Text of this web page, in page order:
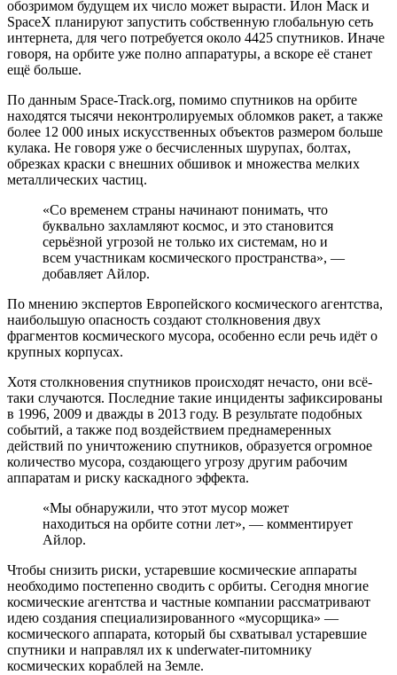
обозримом будущем их число может вырасти. Илон Маск и
SpaceX планируют запустить собственную глобальную сеть
интернета, для чего потребуется около 4425 спутников. Иначе
говоря, на орбите уже полно аппаратуры, а вскоре её станет
ещё больше.
По данным Space-Track.org, помимо спутников на орбите
находятся тысячи неконтролируемых обломков ракет, а также
более 12 000 иных искусственных объектов размером больше
кулака. Не говоря уже о бесчисленных шурупах, болтах,
обрезках краски с внешних обшивок и множества мелких
металлических частиц.
«Со временем страны начинают понимать, что
буквально захламляют космос, и это становится
серьёзной угрозой не только их системам, но и
всем участникам космического пространства», —
добавляет Айлор.
По мнению экспертов Европейского космического агентства,
наибольшую опасность создают столкновения двух
фрагментов космического мусора, особенно если речь идёт о
крупных корпусах.
Хотя столкновения спутников происходят нечасто, они всё-
таки случаются. Последние такие инциденты зафиксированы
в 1996, 2009 и дважды в 2013 году. В результате подобных
событий, а также под воздействием преднамеренных
действий по уничтожению спутников, образуется огромное
количество мусора, создающего угрозу другим рабочим
аппаратам и риску каскадного эффекта.
«Мы обнаружили, что этот мусор может
находиться на орбите сотни лет», — комментирует
Айлор.
Чтобы снизить риски, устаревшие космические аппараты
необходимо постепенно сводить с орбиты. Сегодня многие
космические агентства и частные компании рассматривают
идею создания специализированного «мусорщика» —
космического аппарата, который бы схватывал устаревшие
спутники и направлял их к underwater-питомнику
космических кораблей на Земле.